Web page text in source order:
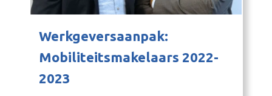
Werkgeversaanpak:
Mobiliteitsmakelaars 2022-
2023